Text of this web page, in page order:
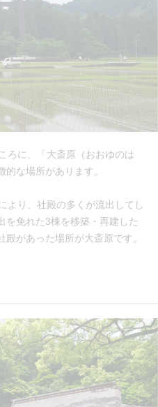
ろに、「大斎原（おおゆのは
な場所があります。
より、社殿の多くが流出してし
を免れた3棟を移築・再建した
があった場所が大斎原です。